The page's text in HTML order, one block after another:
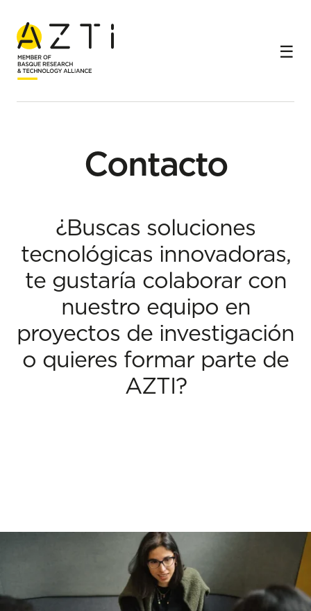
Inicio Contacto
Contacto
¿Buscas soluciones
tecnológicas innovadoras,
te gustaría colaborar con
nuestro equipo en
proyectos de investigación
o quieres formar parte de
AZTI?